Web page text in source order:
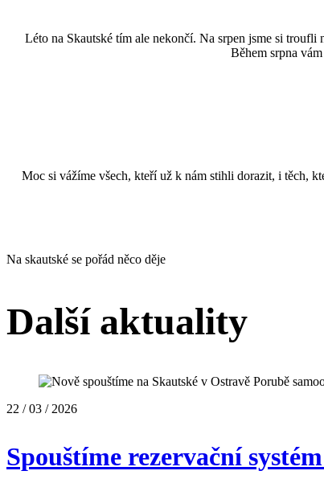
Léto na Skautské tím ale nekončí. Na srpen jsme si
Během srpna
Moc si vážíme všech, kteří už k nám stihli dorazit, i těch,
Na skautské se pořád něco děje
Další aktuality
22 / 03 / 2026
Spouštíme rezervační